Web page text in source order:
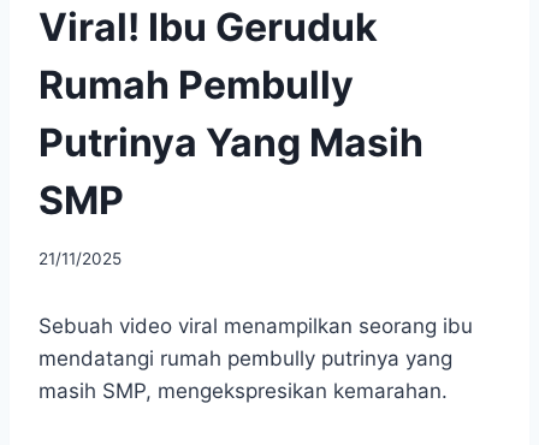
Viral! Ibu Geruduk
Rumah Pembully
Putrinya Yang Masih
SMP
By
21/11/2025
Sebuah video viral menampilkan seorang ibu
mendatangi rumah pembully putrinya yang
masih SMP, mengekspresikan kemarahan.